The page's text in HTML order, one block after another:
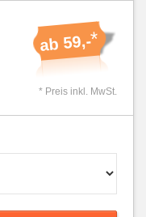
ab 59,-*
* Preis inkl. MwSt.